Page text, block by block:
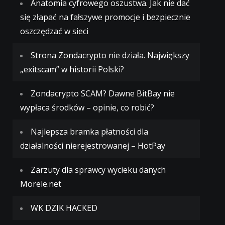
Anatomia cyfrowego oszustwa. Jak nie dać
się złapać na fałszywe promocje i bezpiecznie
oszczędzać w sieci
Strona Zondacrypto nie działa. Największy
„exitscam” w historii Polski?
Zondacrypto SCAM? Dawne BitBay nie
wypłaca środków – opinie, co robić?
Najlepsza bramka płatności dla
działalności nierejestrowanej – HotPay
Zarzuty dla sprawcy wycieku danych
Morele.net
WK DZIK HACKED